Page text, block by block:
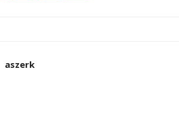
aszerk